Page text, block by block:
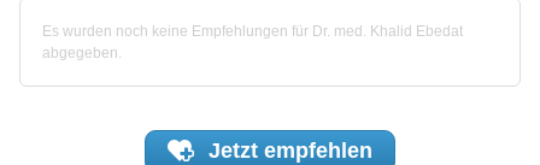
Es wurden noch keine Empfehlungen für Dr. med. Khalid Ebedat
abgegeben.
Jetzt empfehlen